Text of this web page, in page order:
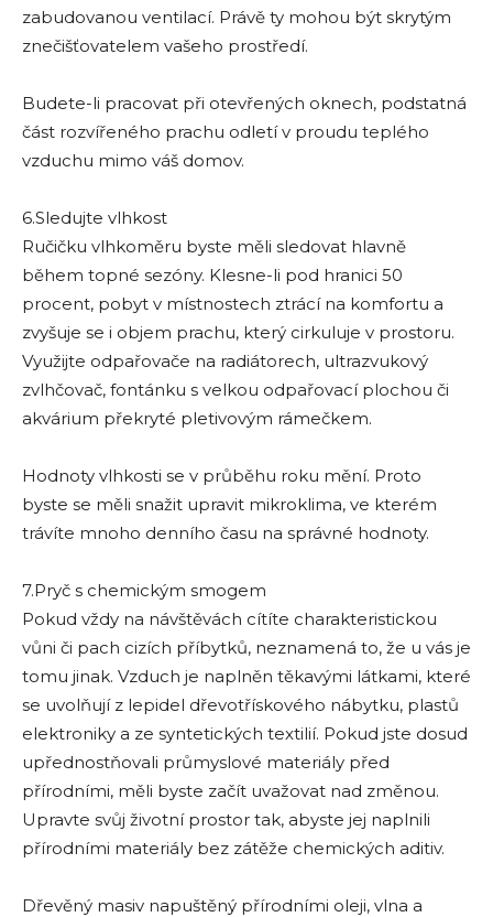
zabudovanou ventilací. Právě ty mohou být skrytým
znečišťovatelem vašeho prostředí.
Budete-li pracovat při otevřených oknech, podstatná
část rozvířeného prachu odletí v proudu teplého
vzduchu mimo váš domov.
6.Sledujte vlhkost
Ručičku vlhkoměru byste měli sledovat hlavně
během topné sezóny. Klesne-li pod hranici 50
procent, pobyt v místnostech ztrácí na komfortu a
zvyšuje se i objem prachu, který cirkuluje v prostoru.
Využijte odpařovače na radiátorech, ultrazvukový
zvlhčovač, fontánku s velkou odpařovací plochou či
akvárium překryté pletivovým rámečkem.
Hodnoty vlhkosti se v průběhu roku mění. Proto
byste se měli snažit upravit mikroklima, ve kterém
trávíte mnoho denního času na správné hodnoty.
7.Pryč s chemickým smogem
Pokud vždy na návštěvách cítíte charakteristickou
vůni či pach cizích příbytků, neznamená to, že u vás je
tomu jinak. Vzduch je naplněn těkavými látkami, které
se uvolňují z lepidel dřevotřískového nábytku, plastů
elektroniky a ze syntetických textilií. Pokud jste dosud
upřednostňovali průmyslové materiály před
přírodními, měli byste začít uvažovat nad změnou.
Upravte svůj životní prostor tak, abyste jej naplnili
přírodními materiály bez zátěže chemických aditiv.
Dřevěný masiv napuštěný přírodními oleji, vlna a